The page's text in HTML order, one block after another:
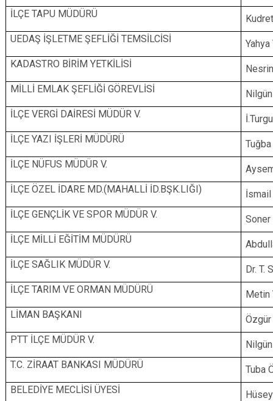
İLÇE TAPU MÜDÜRÜ
UEDAŞ İŞLETME ŞEFLİĞİ TEMSİLCİSİ
KADASTRO BİRİM YETKİLİSİ
MİLLİ EMLAK ŞEFLİĞİ GÖREVLİSİ
İLÇE VERGİ DAİRESİ MÜDÜR V.
İLÇE YAZI İŞLERİ MÜDÜRÜ
İLÇE NÜFUS MÜDÜR V.
İLÇE ÖZEL İDARE MD.(MAHALLİ İD.BŞK.LIĞI)
İsmail
İLÇE GENÇLİK VE SPOR MÜDÜR V.
Soner
İLÇE MİLLİ EĞİTİM MÜDÜRÜ
İLÇE SAĞLIK MÜDÜR V.
Dr. T.
İLÇE TARIM VE ORMAN MÜDÜRÜ
Metin
LİMAN BAŞKANI
PTT İLÇE MÜDÜR V.
T.C. ZİRAAT BANKASI MÜDÜRÜ
Tuba
BELEDİYE MECLİSİ ÜYESİ